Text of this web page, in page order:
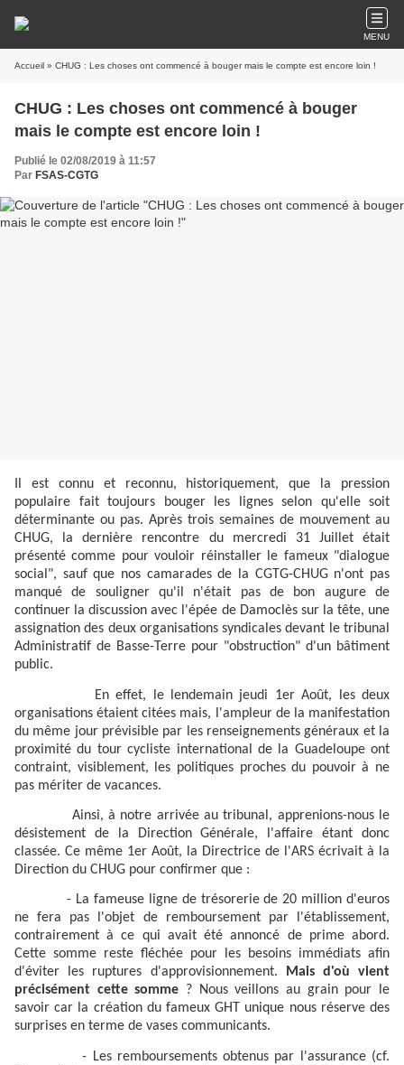
MENU
Accueil » CHUG : Les choses ont commencé à bouger mais le compte est encore loin !
CHUG : Les choses ont commencé à bouger
mais le compte est encore loin !
Publié le 02/08/2019 à 11:57
Par FSAS-CGTG
Il est connu et reconnu, historiquement, que la pression
populaire fait toujours bouger les lignes selon qu'elle soit
déterminante ou pas. Après trois semaines de mouvement au
CHUG, la dernière rencontre du mercredi 31 Juillet était
présenté comme pour vouloir réinstaller le fameux "dialogue
social", sauf que nos camarades de la CGTG-CHUG n'ont pas
manqué de souligner qu'il n'était pas de bon augure de
continuer la discussion avec l'épée de Damoclès sur la tête, une
assignation des deux organisations syndicales devant le tribunal
Administratif de Basse-Terre pour "obstruction" d'un bâtiment
public.
En effet, le lendemain jeudi 1er Août, les deux
organisations étaient citées mais, l'ampleur de la manifestation
du même jour prévisible par les renseignements généraux et la
proximité du tour cycliste international de la Guadeloupe ont
contraint, visiblement, les politiques proches du pouvoir à ne
pas mériter de vacances.
Ainsi, à notre arrivée au tribunal, apprenions-nous le
désistement de la Direction Générale, l'affaire étant donc
classée. Ce même 1er Août, la Directrice de l'ARS écrivait à la
Direction du CHUG pour confirmer que :
- La fameuse ligne de trésorerie de 20 million d'euros
ne fera pas l'objet de remboursement par l'établissement,
contrairement à ce qui avait été annoncé de prime abord.
Cette somme reste fléchée pour les besoins immédiats afin
d'éviter les ruptures d'approvisionnement.
Mais d'où vient
précisément cette somme ? Nous veillons au grain pour le
savoir car la création du fameux GHT unique nous réserve des
surprises en terme de vases communicants.
- Les remboursements obtenus par l'assurance (cf.